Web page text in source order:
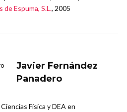
de Espuma, S.L., 2005
Javier Fernández
Panadero
Física y DEA en